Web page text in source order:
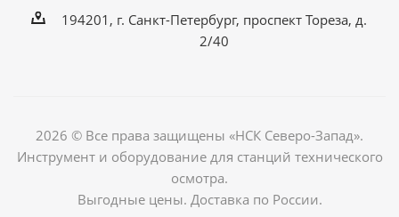
194201, г. Санкт-Петербург, проспект Тореза, д.
2/40
2026 © Все права защищены «НСК Северо-Запад».
Инструмент и оборудование для станций технического
осмотра.
Выгодные цены. Доставка по России.